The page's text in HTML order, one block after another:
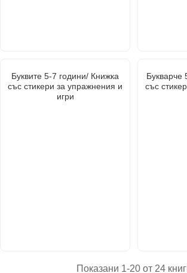
Буквите 5-7 години/ Книжка
със стикери за упражнения и
игри
Букварче
със
Показани 1-20 от 24